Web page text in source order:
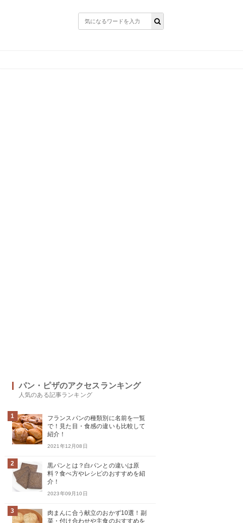
パン・ピザのアクセスランキング
人気のある記事ランキング
1
フランスパンの種類別に名前を一覧
で！見た目・食感の違いも比較して
紹介！
2021年12月08日
2
黒パンとは？白パンとの違いは原
料？食べ方やレシピのおすすめを紹
介！
2023年09月10日
3
肉まんに合う献立のおかず10選！副
菜・付け合わせや主食のおすすめを